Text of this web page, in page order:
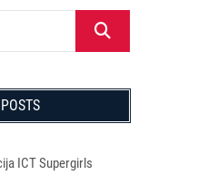
Pretraži
ICT Supergirls